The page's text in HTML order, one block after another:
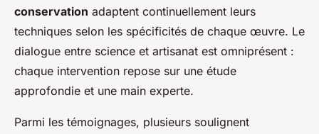
conservation adaptent continuellement leurs
techniques selon les spécificités de chaque œuvre. Le
dialogue entre science et artisanat est omniprésent :
chaque intervention repose sur une étude
approfondie et une main experte.
Parmi les témoignages, plusieurs soulignent